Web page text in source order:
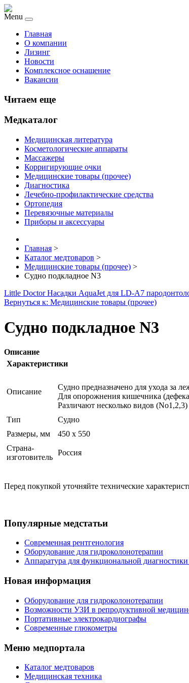
Menu
Главная
О компании
Лизинг
Новости
Комплексное оснащение
Вакансии
Читаем еще
Медкаталог
Медицинская литература
Косметологические аппараты
Массажеры
Корригирующие очки
Медицинские товары (прочее)
Диагностика
Лечебно-профилактические средства
Ортопедия
Перевязочные материалы
Приборы и аксессуары
Главная >
Каталог медтоваров >
Медицинские товары (прочее) >
Судно подкладное N3
Little Doctor Насадки AquaJet для LD-A7
Вернуться к: Медицинские товары (прочее)
Судно подкладное N3
Описание
Характеристики
Описание
Судно предназначено для ухода за
Для опорожнения кишечника
Различают несколько видов
Тип
Судно
Размеры, мм
450 x 550
Страна-
изготовитель
Россия
Перед покупкой уточняйте технические
Популярные медстатьи
Современная рентгенология
Оборудование для гидроколонотерапии
Аппаратура для функциональной
Новая информация
Оборудование для гидроколонотерапии
Возможности УЗИ в репродуктивной
Портативные электрокардиографы
Современные глюкометры
Меню медпортала
Каталог медтоваров
Медицинская техника